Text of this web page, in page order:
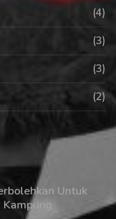
(4)
(3)
(3)
(2)
Untuk